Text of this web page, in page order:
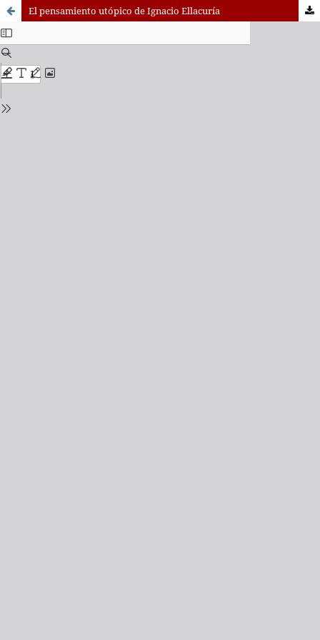
El pensamiento utópico de Ignacio Ellacuría